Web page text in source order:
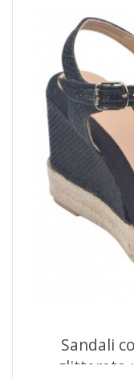
Sandali
glitterata